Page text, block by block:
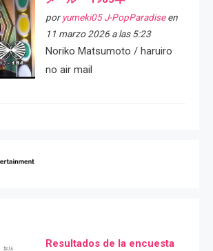
por yumeki05 J-PopParadiseen
11 marzo 2026 a las 5:23
Noriko Matsumoto / haruiro
no air mail
Resultados de la encuesta